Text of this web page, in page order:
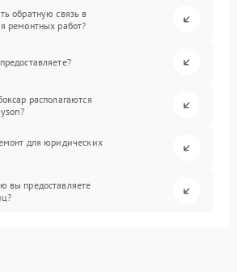
обратную связь в
ремонтных работ?
располагаются
для юридических
вы предоставляете